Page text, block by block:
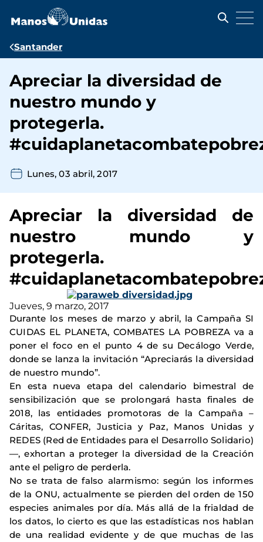
contenido
Ruta
navegación
Santander
Apreciar la diversidad de
nuestro mundo y
protegerla.
Lunes, 03 abril, 2017
Apreciar la diversidad de
nuestro mundo y
protegerla.
Jueves, 9 marzo, 2017
Durante los meses de marzo y abril, la Campaña SI
CUIDAS EL PLANETA, COMBATES LA POBREZA va a
poner el foco en el punto 4 de su Decálogo Verde,
donde se lanza la invitación “Apreciarás la diversidad
de nuestro mundo”.
En esta nueva etapa del calendario bimestral de
sensibilización que se prolongará hasta finales de
2018, las entidades promotoras de la Campaña –
Cáritas, CONFER, Justicia y Paz, Manos Unidas y
REDES (Red de Entidades para el Desarrollo Solidario)
—, exhortan a proteger la diversidad de la Creación
ante el peligro de perderla.
No se trata de falso alarmismo: según los informes
de la ONU, actualmente se pierden del orden de 150
especies animales por día. Más allá de la frialdad de
los datos, lo cierto es que las estadísticas nos hablan
de una realidad evidente y de que muchas de las